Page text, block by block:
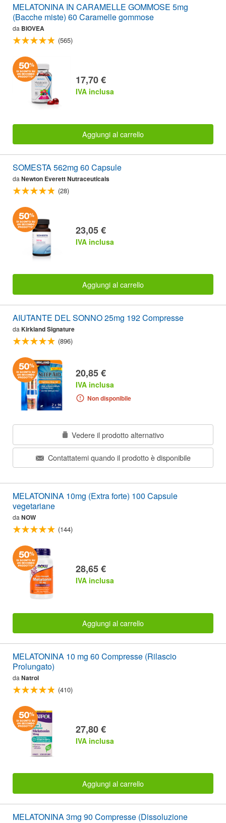
MELATONINA IN CARAMELLE GOMMOSE 5mg
(Bacche miste) 60 Caramelle gommose
da BIOVEA
(565)
17,70 €
IVA inclusa
Aggiungi al carrello
SOMESTA 562mg 60 Capsule
da Newton Everett Nutraceuticals
(28)
23,05 €
IVA inclusa
Aggiungi al carrello
AIUTANTE DEL SONNO 25mg 192 Compresse
da Kirkland Signature
(896)
20,85 €
IVA inclusa
Non disponibile
Vedere il prodotto alternativo
Contattatemi quando il prodotto è disponibile
MELATONINA 10mg (Extra forte) 100 Capsule
vegetariane
da NOW
(144)
28,65 €
IVA inclusa
Aggiungi al carrello
MELATONINA 10 mg 60 Compresse (Rilascio
Prolungato)
da Natrol
(410)
27,80 €
IVA inclusa
Aggiungi al carrello
MELATONINA 3mg 90 Compresse (Dissoluzione